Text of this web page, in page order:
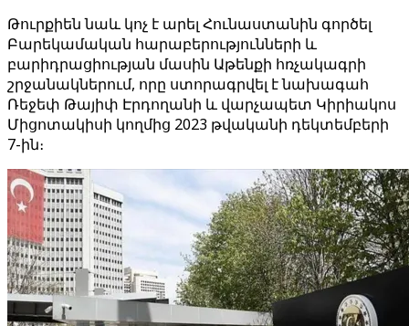
Թուրքիեն նաև կոչ է արել Հունաստանին գործել
Բարեկամական հարաբերությունների և
բարիդրացիության մասին Աթենքի հռչակագրի
շրջանակներում, որը ստորագրվել է նախագահ
Ռեջեփ Թայիփ Էրդողանի և վարչապետ Կիրիակոս
Միցոտակիսի կողմից 2023 թվականի դեկտեմբերի
7-ին։